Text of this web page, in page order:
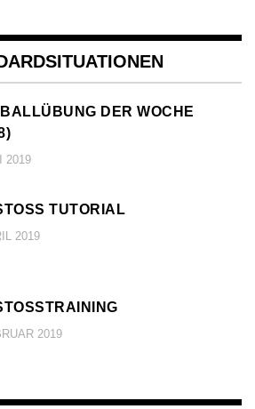
DER WOCHE (
2019
TUTORIAL
2019
2019